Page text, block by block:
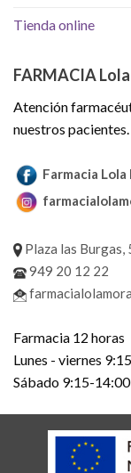
Tienda online
FARMACIA
Atención
nuestros pacientes.
Farmacia Lola
Plaza las
949 20 12 22
Farmacia 12 horas
Lunes - viernes
Sábado 9:15-14:00